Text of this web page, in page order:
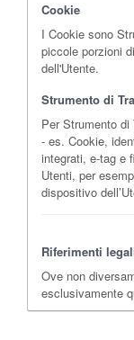
Cookie
I Cookie sono
piccole porzioni
dell'Utente.
Strumento di
Per Strumento di
- es. Cookie,
integrati, e-tag e
Utenti, per
dispositivo
Riferimenti
Ove non
esclusivamente